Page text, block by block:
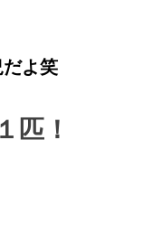
よ笑
匹！